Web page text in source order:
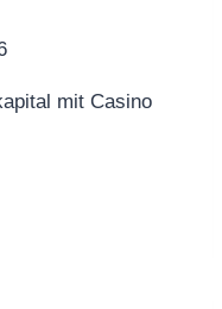
mit Casino